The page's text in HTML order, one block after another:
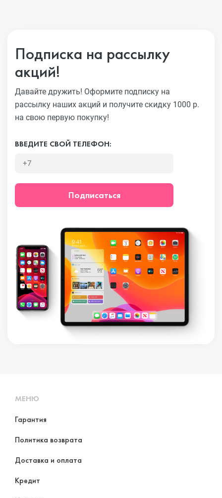
Подписка на рассылку
акций!
Давайте дружить! Оформите подписку на
рассылку наших акций и получите скидку 1000 р.
на свою первую покупку!
ВВЕДИТЕ СВОЙ ТЕЛЕФОН:
Подписаться
МЕНЮ
Гарантия
Политика возврата
Доставка и оплата
Кредит